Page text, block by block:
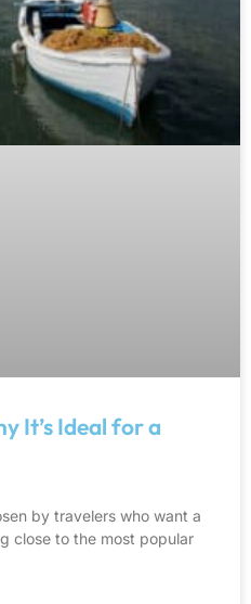
It’s Ideal for a
by travelers who want a
close to the most popular